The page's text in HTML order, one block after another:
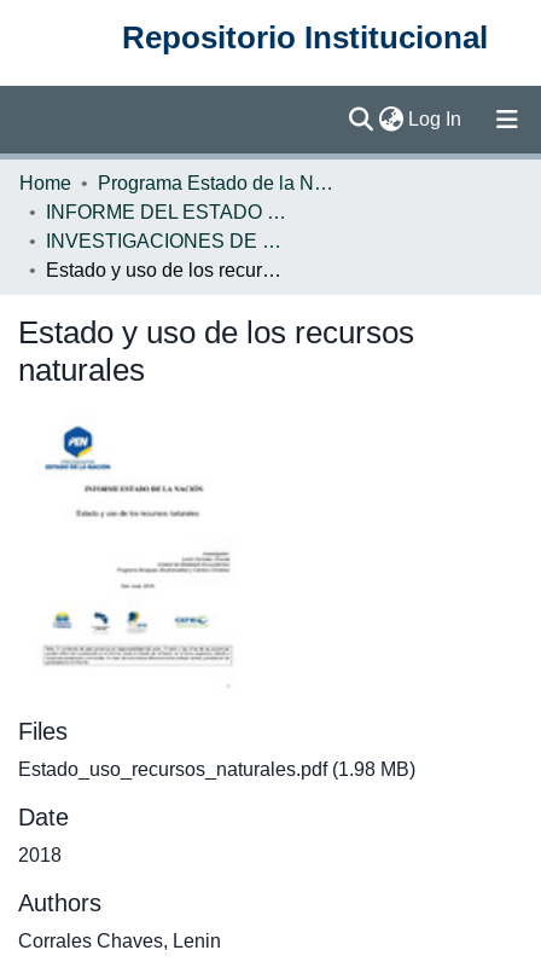
Repositorio Institucional
Log In (current)
Communities & Collections
Statistics
Home
Programa Estado de la Nación (PEN)
INFORME DEL ESTADO DE LA NACION
INVESTIGACIONES DE BASE EN
Estado y uso de los recursos naturales
Estado y uso de los recursos
naturales
Files
Estado_uso_recursos_naturales.pdf(1.98 MB)
Date
2018
Authors
Corrales Chaves, Lenin